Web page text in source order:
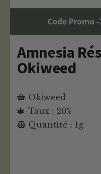
Code Promo -
Amnesia
Okiweed
Okiweed
Taux : 20%
Quantité : 1g